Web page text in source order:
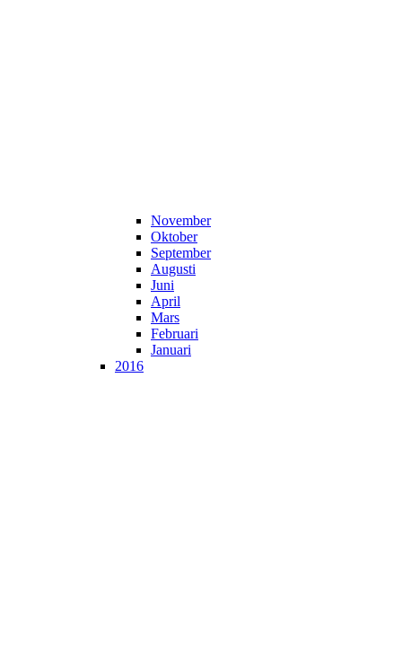
November
Oktober
September
Augusti
Juni
April
Mars
Februari
Januari
2016